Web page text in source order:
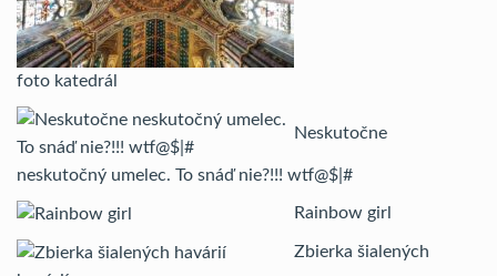
foto katedrál
Neskutočne
neskutočný umelec. To snáď nie?!!! wtf@$|#
Rainbow girl
Zbierka šialených